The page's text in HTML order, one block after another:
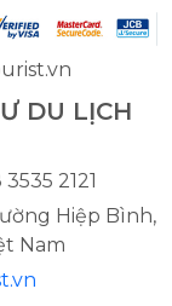
DU LỊCH
2121
Hiệp Bình,
Nam